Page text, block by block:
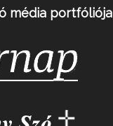
média portfóliója